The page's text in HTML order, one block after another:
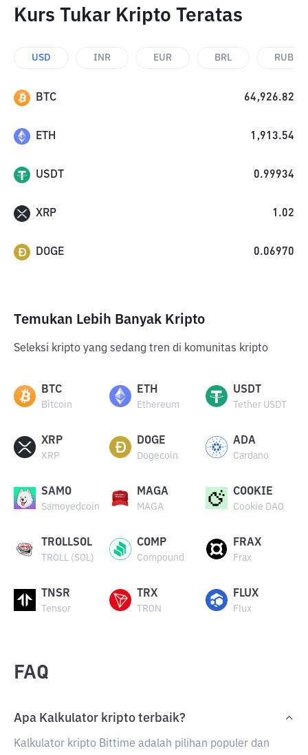
Kurs Tukar Kripto Teratas
USD INR EUR BRL RUB
BTC 64,926.82
ETH 1,913.54
USDT 0.99934
XRP 1.02
DOGE 0.06970
Temukan Lebih Banyak Kripto
Seleksi kripto yang sedang tren di komunitas kripto
BTC
Bitcoin
ETH
Ethereum
USDT
Tether USDT
XRP
XRP
DOGE
Dogecoin
ADA
Cardano
SAMO
Samoyedcoin
MAGA
MAGA
COOKIE
Cookie DAO
TROLLSOL
TROLL (SOL)
COMP
Compound
FRAX
Frax
TNSR
Tensor
TRX
TRON
FLUX
Flux
FAQ
Apa Kalkulator kripto terbaik?
Kalkulator kripto Bittime adalah pilihan populer dan